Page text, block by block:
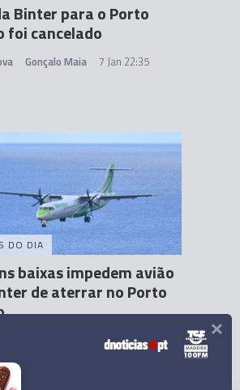
Binter para o Porto
foi cancelado
Gonçalo Maia 7 Jan 22:35
DO DIA
baixas impedem avião
de aterrar no Porto
×